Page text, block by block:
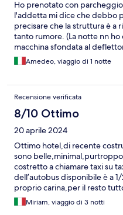
Ho prenotato con
l'addetta mi dice che debbo
precisare che la struttura è a
tanto rumore. (La notte nn
macchina sfondata al
hanno rubato la carta di
struttura ma che gli
Amedeo, viaggio di 1 notte
Recensione verificata
8/10 Ottimo
20 aprile 2024
Ottimo hotel,di recente
sono belle,minimal,purtroppo
costretto a chiamare taxi su
dell’autobus disponibile è a
proprio carina,per il resto
ma non dell’hotel per cui loro
altrimenti hanno un garage
Miriam, viaggio di 3 notti